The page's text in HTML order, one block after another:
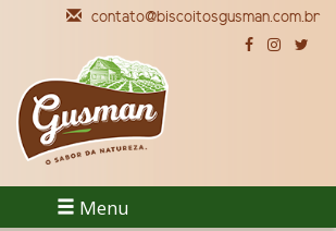
contato@biscoitosgusman.com.br
Menu